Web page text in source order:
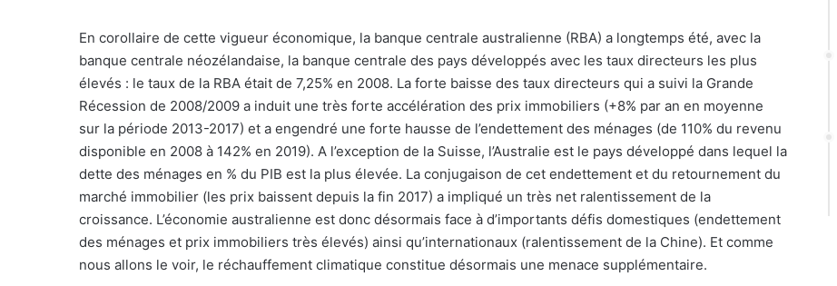
En corollaire de cette vigueur économique, la banque centrale australienne (RBA) a longtemps été, avec la
banque centrale néozélandaise, la banque centrale des pays développés avec les taux directeurs les plus
élevés : le taux de la RBA était de 7,25% en 2008. La forte baisse des taux directeurs qui a suivi la Grande
Récession de 2008/2009 a induit une très forte accélération des prix immobiliers (+8% par an en moyenne
sur la période 2013-2017) et a engendré une forte hausse de l’endettement des ménages (de 110% du revenu
disponible en 2008 à 142% en 2019). A l’exception de la Suisse, l’Australie est le pays développé dans lequel la
dette des ménages en % du PIB est la plus élevée. La conjugaison de cet endettement et du retournement du
marché immobilier (les prix baissent depuis la fin 2017) a impliqué un très net ralentissement de la
croissance. L’économie australienne est donc désormais face à d’importants défis domestiques (endettement
des ménages et prix immobiliers très élevés) ainsi qu’internationaux (ralentissement de la Chine). Et comme
nous allons le voir, le réchauffement climatique constitue désormais une menace supplémentaire.